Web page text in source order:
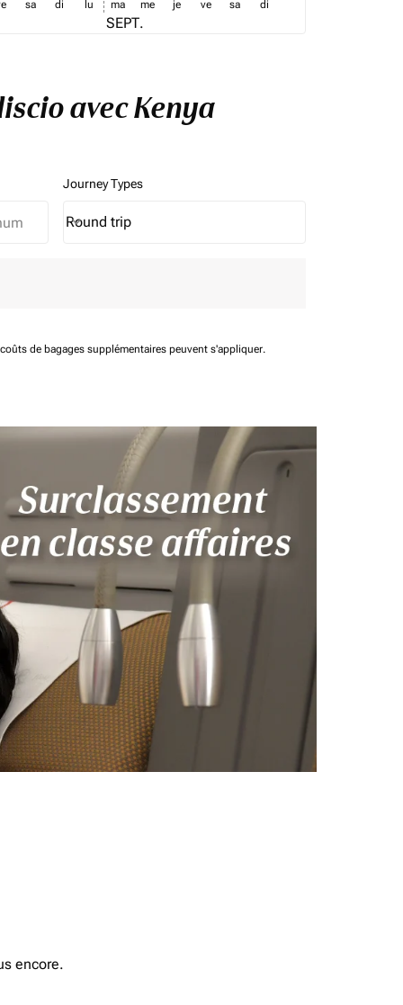
sa di lu ma
SEPT.
me je ve sa di
avec Kenya
Journey Types
Journey Types option Round trip Selected
Round trip
keyboard_arrow_down
de bagages supplémentaires peuvent s'appliquer.
encore.